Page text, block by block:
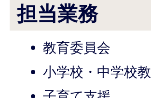
担当業務
教育委員会
小学校・中学校